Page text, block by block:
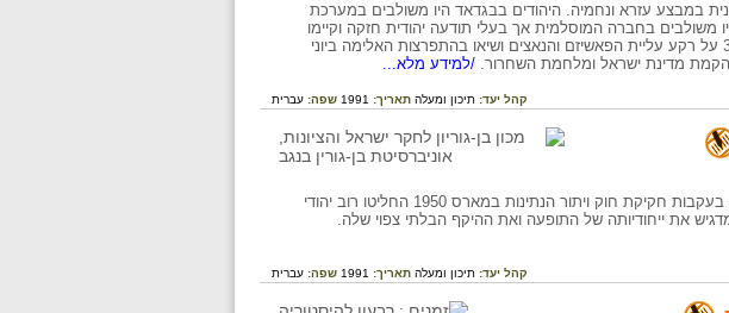
במבצע עזרא ונחמיה. היהודים בבגדאד היו משולבים במערכת
בחברה המוסלמית אך בעלי תודעה יהודית חזקה וקיימו
חיים קהילתיים יהודיים ענפים. מעמדם החל להתערער בשנות ה- 30 על רקע עליית הפאשיזם והנאצים ושיאו בהתפרצות האלימה ביוני
/למידע מלא...
קהל יעד: תיכון ומעלה תאריך: 1991 שפה: עברית
עלייתם ההמונית של יהודי עיראק לישראל היתה מבצע מיוחד במינו. בעקבות חקיקת חוק ויתור הנתינות במארס 1950 החליטו רוב יהודי
קהל יעד: תיכון ומעלה תאריך: 1991 שפה: עברית